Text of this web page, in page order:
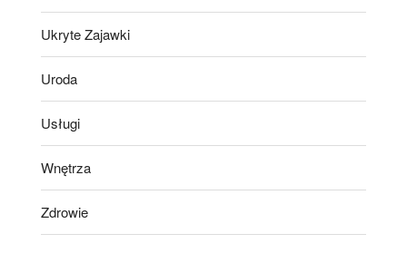
Ukryte Zajawki
Uroda
Usługi
Wnętrza
Zdrowie